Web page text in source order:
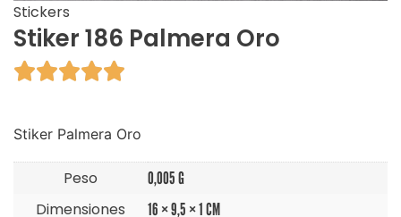
Stickers
Stiker 186 Palmera Oro

Stiker Palmera Oro
Peso 0,005 G
Dimensiones 16 × 9,5 × 1 CM